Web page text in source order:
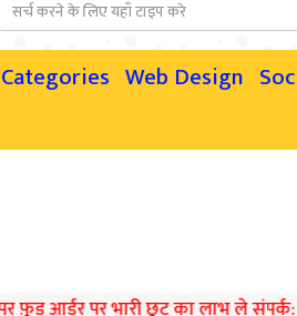
Categories Web Design
छूट का लाभ ले संपर्क: 9935316900